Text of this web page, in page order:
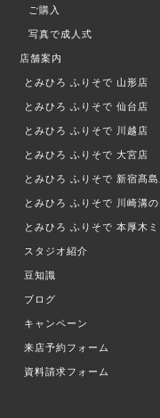
ご購入
写真で成人式
店舗案内
とみひろ ふりそで 山形店
とみひろ ふりそで仙台店
とみひろ ふりそで 川越店
とみひろ ふりそで大宮店
とみひろ ふりそで 新宿髙
とみひろ ふりそで 川崎溝
とみひろ ふりそで本厚木
スタジオ紹介
豆知識
ブログ
キャンペーン
来店予約フォーム
資料請求フォーム